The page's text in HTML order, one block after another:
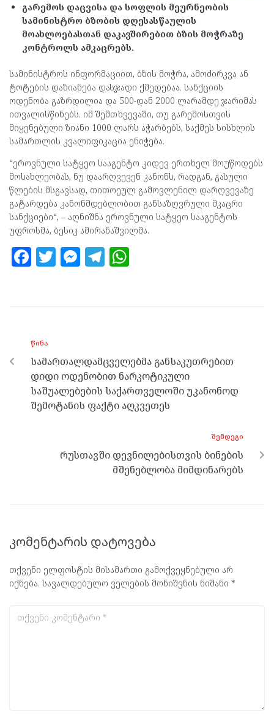
გარემოს დაცვისა და სოფლის მეურნეობის
სამინისტრო ბზობის დღესასწაულის
მოახლოებასთან დაკავშირებით ბზის მოჭრაზე
კონტროლს ამკაცრებს.
სამინისტროს ინფორმაციით, ბზის მოჭრა, ამოძირკვა ან
ტოტების დაზიანება დასჯადი ქმედებაა. სანქციის
ოდენობა გაზრდილია და 500-დან 2000 ლარამდე ჯარიმას
ითვალისწინებს. იმ შემთხვევაში, თუ გარემოსთვის
მიყენებული ზიანი 1000 ლარს აჭარბებს, საქმეს სისხლის
სამართლის კვალიფიკაცია ენიჭება.
“ეროვნული სატყეო სააგენტო კიდევ ერთხელ მოუწოდებს
მოსახლეობას, ნუ დაარღვევენ კანონს, რადგან, გასული
წლების მსგავსად, თითოეულ გამოვლენილ დარღვევაზე
გატარდება კანონმდებლობით განსაზღვრული მკაცრი
სანქციები“, – აღნიშნა ეროვნული სატყეო სააგენტოს
უფროსმა, ბესიკ ამირანაშვილმა.
F
o
o
k
T M
er
T
m p
p
ᲬᲘᲜᲐ
სამართალდამცველებმა განსაკუთრებით
დიდი ოდენობით ნარკოტიკული
საშუალებების საქართველოში უკანონოდ
შემოტანის ფაქტი აღკვეთეს
ᲨᲔᲛᲓᲔᲒᲘ
რუსთავში დევნილებისთვის ბინების
მშენებლობა მიმდინარებს
კომენტარის დატოვება
თქვენი ელფოსტის მისამართი გამოქვეყნებული არ
იქნება. სავალდებულო ველების მონიშვნის ნიშანი *